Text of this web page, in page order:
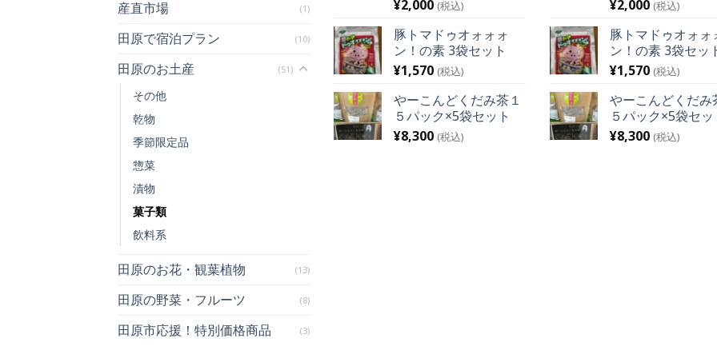
産直市場 (1)
田原で宿泊プラン (10)
田原のお土産 (51)
その他
乾物
季節限定品
惣菜
漬物
菓子類
飲料系
田原のお花・観葉植物 (13)
田原の野菜・フルーツ (8)
田原市応援！特別価格商品 (3)
¥2,000 (税込)
豚トマドゥオォォォ
ン！の素 3袋セット
¥1,570 (税込)
やーこんどくだみ茶１
５パック×5袋セット
¥8,300 (税込)
¥2,000 (税込)
豚トマドゥオォォ
ン！の素 3袋セッ
¥1,570 (税込)
やーこんどくだみ
５パック×5袋セッ
¥8,300 (税込)